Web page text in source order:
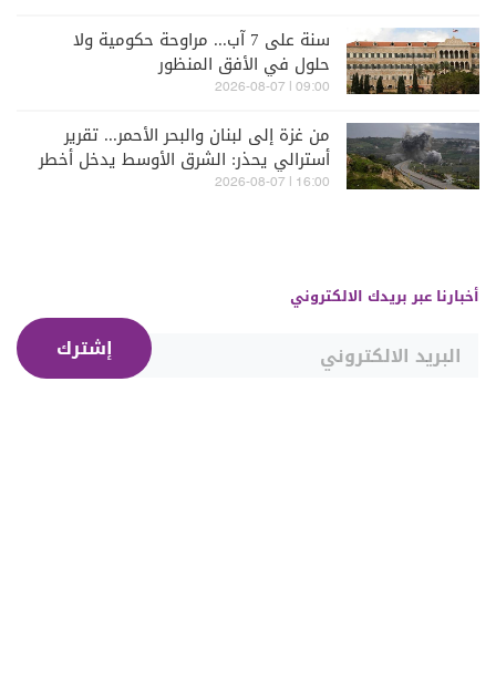
سنة على 7 آب... مراوحة حكومية ولا
حلول في الأفق المنظور
09:00 | 2026-08-07
من غزة إلى لبنان والبحر الأحمر... تقرير
أسترالي يحذر: الشرق الأوسط يدخل أخطر
مراحله
16:00 | 2026-08-07
أخبارنا عبر بريدك الالكتروني
إشترك